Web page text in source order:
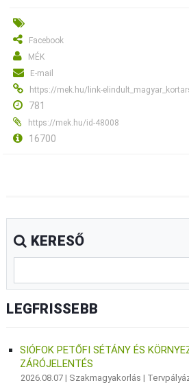
Facebook
MÉK
E-mail
https://mek.hu/link-
781
https://mek.hu/id-48008
16700
KERESŐ
LEGFRISSEBB
SIÓFOK PETŐFI SÉTÁNY ÉS
ZÁRÓJELENTÉS
2026.08.07 | Szakmagyakorlás |